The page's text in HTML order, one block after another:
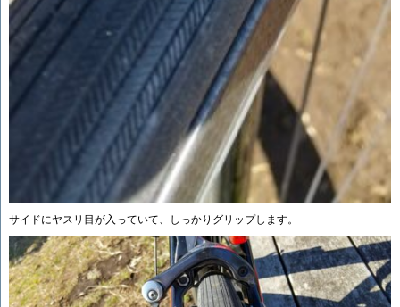
サイドにヤスリ目が入っていて、しっかりグリップします。